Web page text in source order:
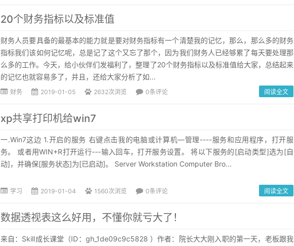
20个财务指标以及标准值
财务人员要具备的最基本的能力就是要对财务指标有一个清楚我的记忆，那么，那么多的财务
指标我们该如何记忆呢，总是记了这个又忘了那个，因为我们财务人已经够累了每天要处理那
么多的工作。今天，给小伙伴们发福利了，整理了20个财务指标以及标准值给大家，总结起来
的记忆也就容易多了，并且，还给大家分析了如...
财务 2019-01-05 2632次浏览 0条评论 阅读全文
xp共享打印机给win7
一.Win7这边 1.开启的服务 右键点击我的电脑或计算机—管理----服务和应用程序，打开服
务。 或者用WIN+R打开运行---输入回车，打开服务设置。 将以下服务的[启动类型]选为[自
动]，并确保[服务状态]为[已启动]。 Server Workstation Computer Bro...
学习 2019-01-04 1560次浏览 0条评论 阅读全文
数据透视表这么好用，不懂你就亏大了！
来自：Skill成长课堂（ID：gh_1de09c9c5828 ）作者：院长大大刚入职的第一天，老板跟我